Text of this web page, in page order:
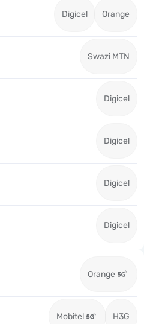
Digicel Orange
Swazi MTN
Digicel
Digicel
Digicel
Digicel
Orange
Mobitel H3G